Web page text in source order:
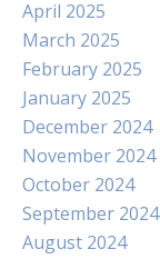
April 2025
March 2025
February 2025
January 2025
December 2024
November 2024
October 2024
September 2024
August 2024